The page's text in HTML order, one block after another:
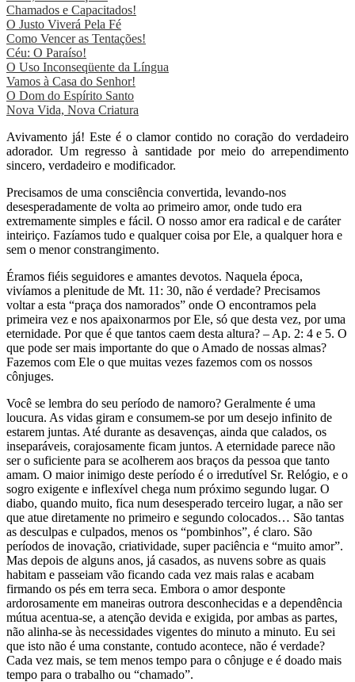
Chamados e Capacitados!
O Justo Viverá Pela Fé
Como Vencer as Tentações!
Céu: O Paraíso!
O Uso Inconseqüente da Língua
Vamos à Casa do Senhor!
O Dom do Espírito Santo
Nova Vida, Nova Criatura
Avivamento já! Este é o clamor contido no coração do verdadeiro
adorador. Um regresso à santidade por meio do arrependimento
sincero, verdadeiro e modificador.
Precisamos de uma consciência convertida, levando-nos
desesperadamente de volta ao primeiro amor, onde tudo era
extremamente simples e fácil. O nosso amor era radical e de caráter
inteiriço. Fazíamos tudo e qualquer coisa por Ele, a qualquer hora e
sem o menor constrangimento.
Éramos fiéis seguidores e amantes devotos. Naquela época,
vivíamos a plenitude de Mt. 11: 30, não é verdade? Precisamos
voltar a esta “praça dos namorados” onde O encontramos pela
primeira vez e nos apaixonarmos por Ele, só que desta vez, por uma
eternidade. Por que é que tantos caem desta altura? – Ap. 2: 4 e 5. O
que pode ser mais importante do que o Amado de nossas almas?
Fazemos com Ele o que muitas vezes fazemos com os nossos
cônjuges.
Você se lembra do seu período de namoro? Geralmente é uma
loucura. As vidas giram e consumem-se por um desejo infinito de
estarem juntas. Até durante as desavenças, ainda que calados, os
inseparáveis, corajosamente ficam juntos. A eternidade parece não
ser o suficiente para se acolherem aos braços da pessoa que tanto
amam. O maior inimigo deste período é o irredutível Sr. Relógio, e o
sogro exigente e inflexível chega num próximo segundo lugar. O
diabo, quando muito, fica num desesperado terceiro lugar, a não ser
que atue diretamente no primeiro e segundo colocados… São tantas
as desculpas e culpados, menos os “pombinhos”, é claro. São
períodos de inovação, criatividade, super paciência e “muito amor”.
Mas depois de alguns anos, já casados, as nuvens sobre as quais
habitam e passeiam vão ficando cada vez mais ralas e acabam
firmando os pés em terra seca. Embora o amor desponte
ardorosamente em maneiras outrora desconhecidas e a dependência
mútua acentua-se, a atenção devida e exigida, por ambas as partes,
não alinha-se às necessidades vigentes do minuto a minuto. Eu sei
que isto não é uma constante, contudo acontece, não é verdade?
Cada vez mais, se tem menos tempo para o cônjuge e é doado mais
tempo para o trabalho ou “chamado”.